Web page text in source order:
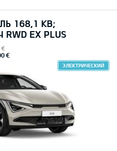
168,1 КВ;
EX PLUS
€
€
ЭЛЕКТРИЧЕСКИЙ